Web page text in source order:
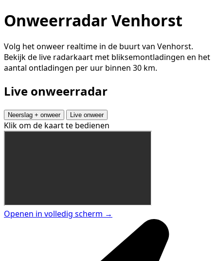
Onweerradar Venhorst
Volg het onweer realtime in de buurt van Venhorst.
Bekijk de live radarkaart met bliksemontladingen en het
aantal ontladingen per uur binnen 30 km.
Live onweerradar
Neerslag + onweer Live onweer
Klik om de kaart te bedienen
Openen in volledig scherm →